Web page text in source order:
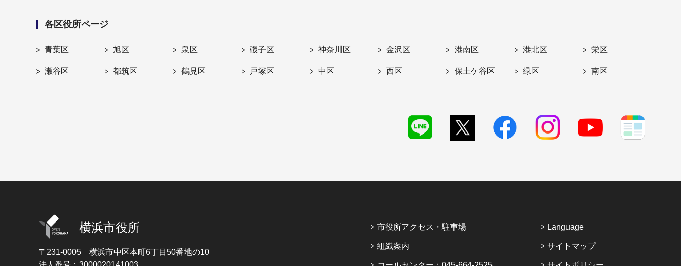
各区役所ページ
青葉区 旭区 泉区 磯子区 神奈川区 金沢区 港南区 港北区 栄区
瀬谷区 都筑区 鶴見区 戸塚区 中区 西区 保土ケ谷区 緑区 南区
横浜市役所
〒231-0005 横浜市中区本町6丁目50番地の10
市役所アクセス・駐車場
組織案内
Language
サイトマップ